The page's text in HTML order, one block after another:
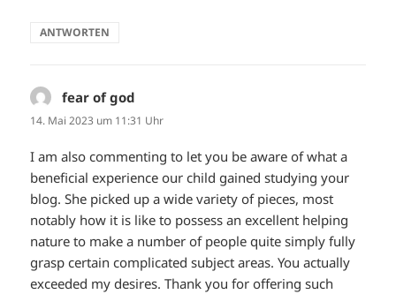
ANTWORTEN
fear of god
14. Mai 2023 um 11:31 Uhr
I am also commenting to let you be aware of what a
beneficial experience our child gained studying your
blog. She picked up a wide variety of pieces, most
notably how it is like to possess an excellent helping
nature to make a number of people quite simply fully
grasp certain complicated subject areas. You actually
exceeded my desires. Thank you for offering such